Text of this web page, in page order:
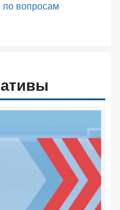
по вопросам